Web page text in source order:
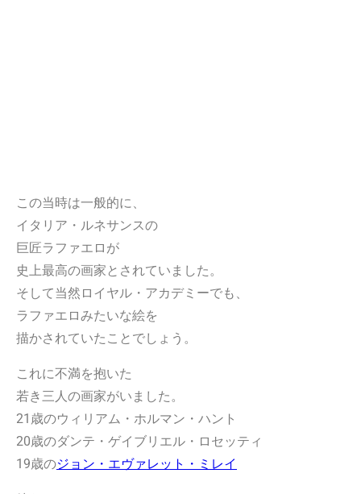
この当時は一般的に、
イタリア・ルネサンスの
巨匠ラファエロが
史上最高の画家とされていました。
そして当然ロイヤル・アカデミーでも、
ラファエロみたいな絵を
描かされていたことでしょう。
これに不満を抱いた
若き三人の画家がいました。
21歳のウィリアム・ホルマン・ハント
20歳のダンテ・ゲイブリエル・ロセッティ
19歳のジョン・エヴァレット・ミレイ